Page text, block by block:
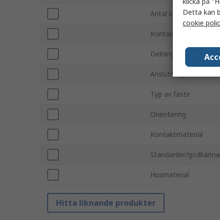
Antal kontakter B
Kontaktplätering
Delning
Anslutning B
Typ av fäste
Orientering
Kontaktmaterial
Standarder/
Husmaterial
Hitta liknande produkter
Detta kan
cookie